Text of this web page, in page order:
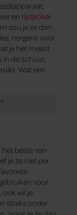
en rijstkoker
zou je ze dan
nergens voor
je het meest
in de schuur,
Wat een
het beste van
je ze niet per
voor
ook wil je
straks onder